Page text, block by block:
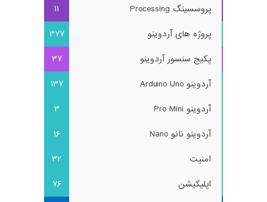
پروسسینگ Processing
11
پروژه های آردوینو
377
پکیج سنسور آردوینو
37
آردوینو Arduino Uno
137
آردوینو Pro Mini
3
آردوینو نانو Nano
16
امنیت
32
اپلیکیشن
76